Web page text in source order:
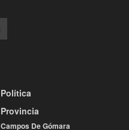
Política
Provincia
Campos De Gómara